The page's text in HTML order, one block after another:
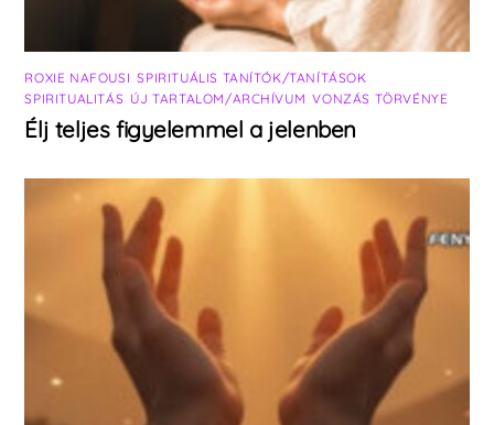
ROXIE NAFOUSI ,SPIRITUÁLIS TANÍTÓK/TANÍTÁSOK
SPIRITUALITÁS ÚJ TARTALOM/ARCHÍVUM ,VONZÁS TÖRVÉNYE
Élj teljes figyelemmel a jelenben